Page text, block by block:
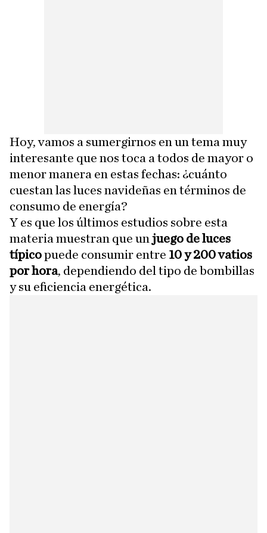
Hoy, vamos a sumergirnos en un tema muy
interesante que nos toca a todos de mayor o
menor manera en estas fechas: ¿cuánto
cuestan las luces navideñas en términos de
consumo de energía?
Y es que los últimos estudios sobre esta
materia muestran que un juego de luces
típicopuede consumir entre 10 y 200 vatios
por hora, dependiendo del tipo de bombillas
y su eficiencia energética.